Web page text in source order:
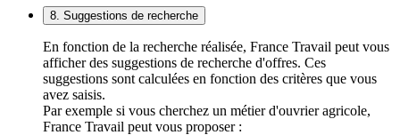
8. Suggestions de recherche
En fonction de la recherche réalisée, France Travail peut vous
afficher des suggestions de recherche d'offres. Ces
suggestions sont calculées en fonction des critères que vous
avez saisis.
Par exemple si vous cherchez un métier d'ouvrier agricole,
France Travail peut vous proposer :